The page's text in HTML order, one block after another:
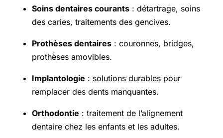
Soins dentaires courants : détartrage, soins
des caries, traitements des gencives.
Prothèses dentaires : couronnes, bridges,
prothèses amovibles.
Implantologie : solutions durables pour
remplacer des dents manquantes.
Orthodontie : traitement de l’alignement
dentaire chez les enfants et les adultes.